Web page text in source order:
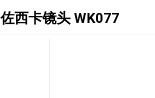
佐西卡镜头 WK077